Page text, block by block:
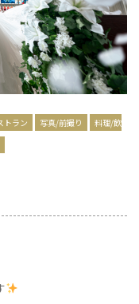
トラン 写真/前撮り
料理/飲